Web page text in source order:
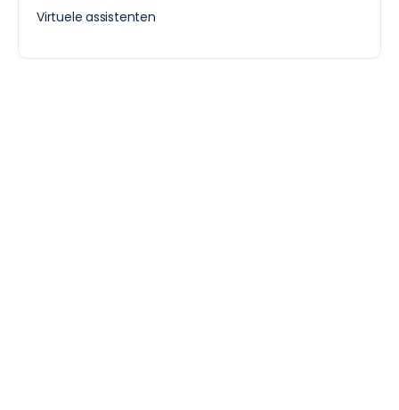
Virtuele assistenten